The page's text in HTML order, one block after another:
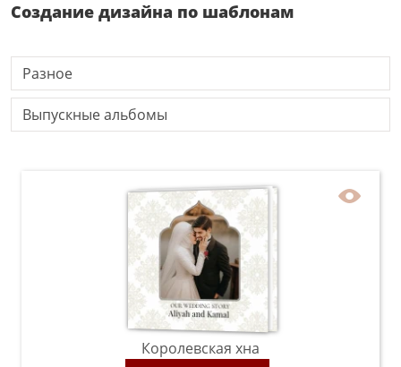
Создание дизайна по шаблонам
Разное
Выпускные альбомы
Королевская хна